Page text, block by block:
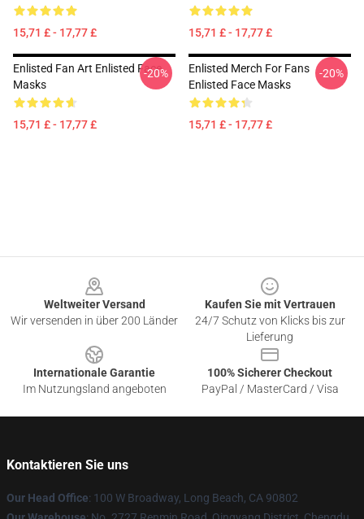
15,71 £ - 17,77 £ 15,71 £ - 17,77 £
Enlisted Fan Art Enlisted Face
Masks
15,71 £ - 17,77 £
-20%
Enlisted Merch For Fans
Enlisted Face Masks
15,71 £ - 17,77 £
-20%
Weltweiter Versand
Wir versenden in über 200 Länder
Kaufen Sie mit Vertrauen
24/7 Schutz von Klicks bis zur
Lieferung
Internationale Garantie
Im Nutzungsland angeboten
100% Sicherer Checkout
PayPal / MasterCard / Visa
Kontaktieren Sie uns
Our Head Office: 100 W Broadway, Long Beach, CA 90802